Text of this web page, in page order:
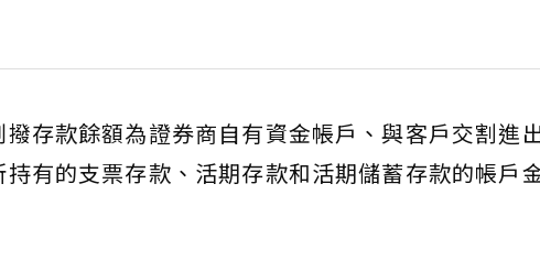
撥存款餘額為證券商自有資金帳戶、與客戶交割進
持有的支票存款、活期存款和活期儲蓄存款的帳戶